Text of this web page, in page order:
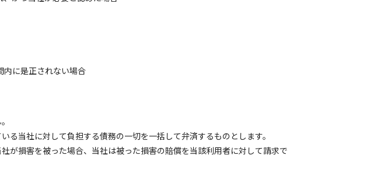
内に是正されない場合
当社に対して負担する債務の一切を一括して弁済するものとします。
が損害を被った場合、当社は被った損害の賠償を当該利用者に対して請求で